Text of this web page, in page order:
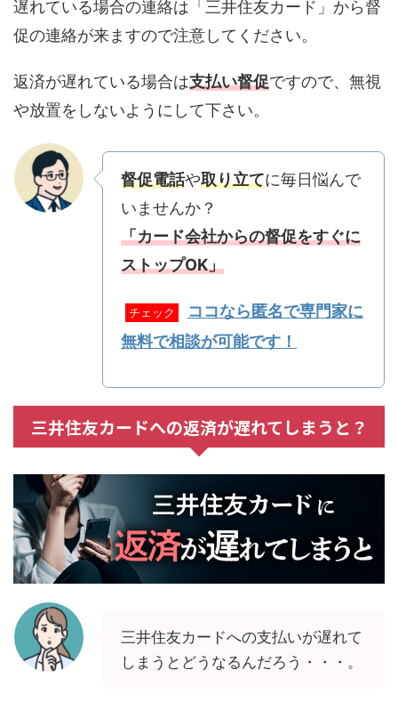
遅れている場合の連絡は「三井住友カード」から督
促の連絡が来ますので注意してください。
返済が遅れている場合は支払い督促ですので、無視
や放置をしないようにして下さい。
督促電話や取り立てに毎日悩んで
いませんか？
「カード会社からの督促をすぐに
ストップOK」
チェック
ココなら匿名で専門家に
無料で相談が可能です！
三井住友カードへの返済が遅れてしまうと？
三井住友カードへの支払いが遅れて
しまうとどうなるんだろう・・・。